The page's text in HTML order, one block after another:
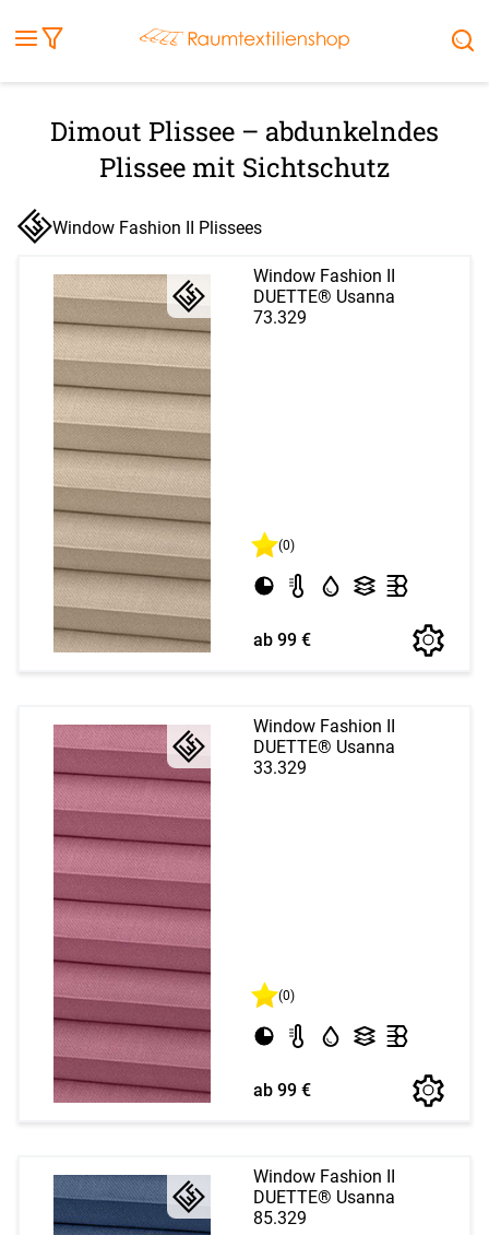
Außenrollo
Stoffe
Markise Sonnensegel
Dimout Plissee – abdunkelndes
Plissee mit Sichtschutz
Window Fashion II Plissees
Window Fashion II
DUETTE® Usanna
73.329
(0)
ab 99 €
Window Fashion II
DUETTE® Usanna
33.329
(0)
ab 99 €
Window Fashion II
DUETTE® Usanna
85.329